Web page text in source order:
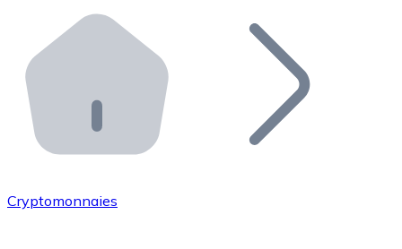
Distributeurs automatiques Bitnovo
Intégrez un ATM Bitnovo dans votre entreprise et
API Bitnovo
Intégrez notre API dans votre écosystème.
Rejoignez notre réseau de distributeurs et
Cryptomonnaies